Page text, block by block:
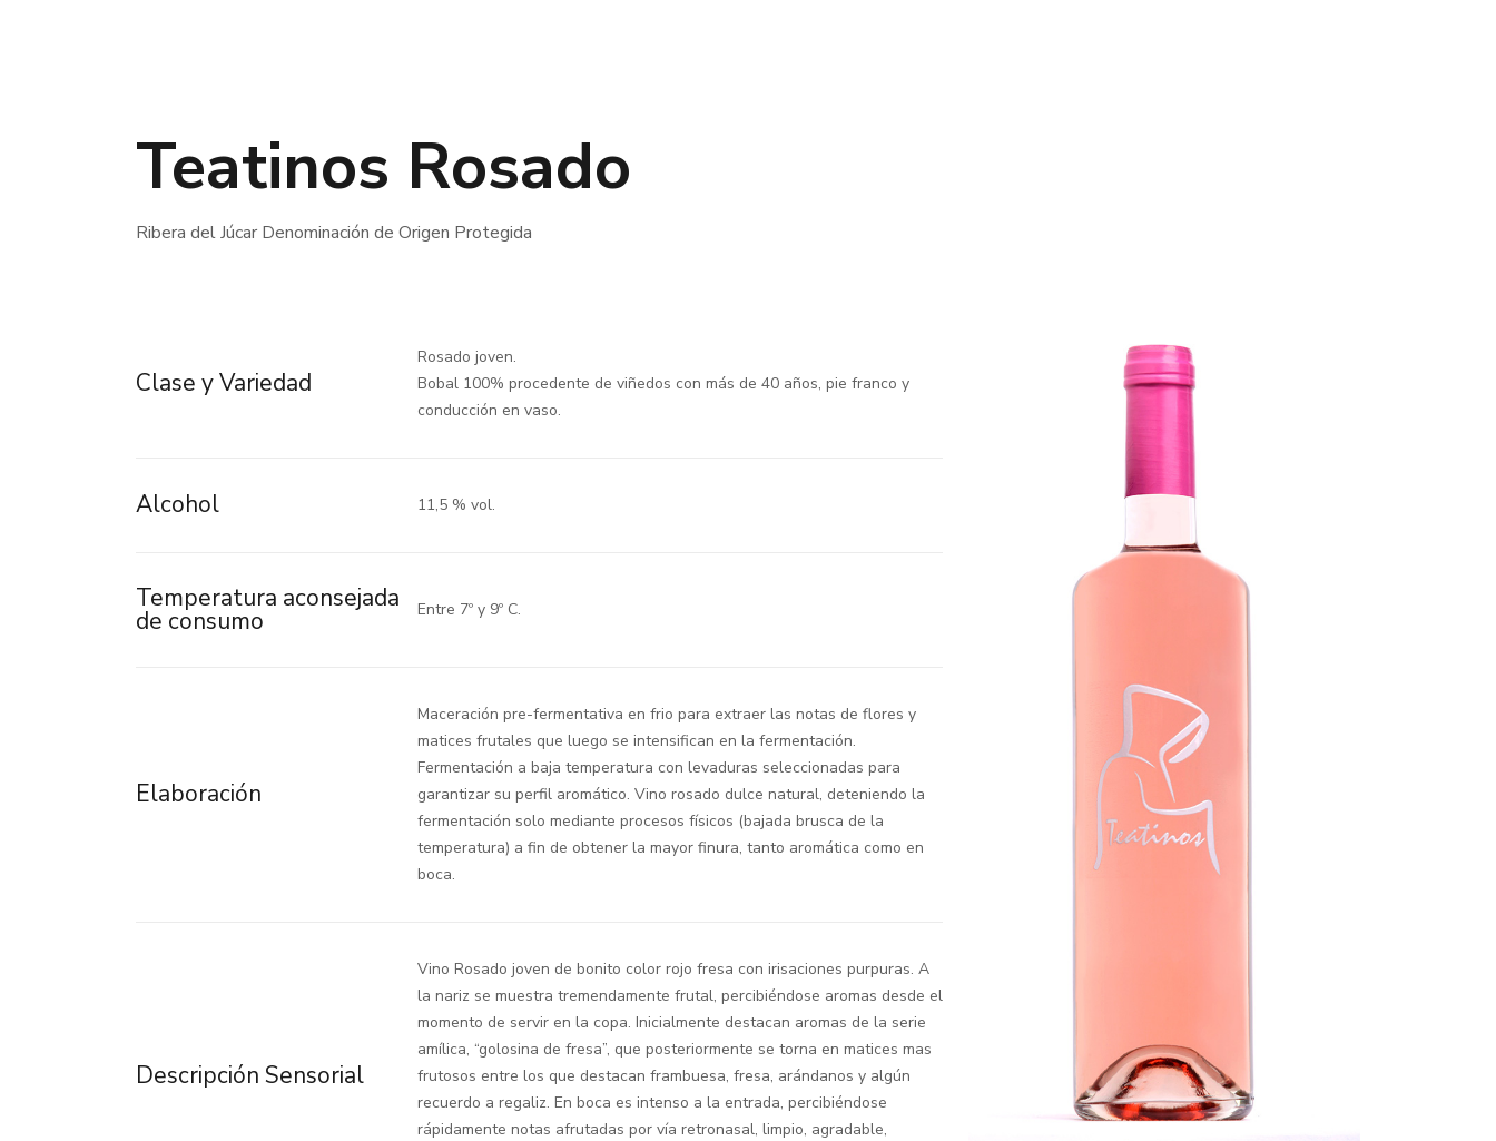
Teatinos Rosado
Ribera del Júcar Denominación de Origen Protegida
Clase y Variedad
Rosado joven.
Bobal 100% procedente de viñedos con más de 40 años, pie franco y
conducción en vaso.
Alcohol 11,5 % vol.
Temperatura aconsejada
de consumo Entre 7º y 9º C.
Elaboración
Maceración pre-fermentativa en frio para extraer las notas de flores y
matices frutales que luego se intensifican en la fermentación.
Fermentación a baja temperatura con levaduras seleccionadas para
garantizar su perfil aromático. Vino rosado dulce natural, deteniendo la
fermentación solo mediante procesos físicos (bajada brusca de la
temperatura) a fin de obtener la mayor finura, tanto aromática como en
boca.
Descripción Sensorial
Vino Rosado joven de bonito color rojo fresa con irisaciones purpuras. A
la nariz se muestra tremendamente frutal, percibiéndose aromas desde el
momento de servir en la copa. Inicialmente destacan aromas de la serie
amílica, “golosina de fresa”, que posteriormente se torna en matices mas
frutosos entre los que destacan frambuesa, fresa, arándanos y algún
recuerdo a regaliz. En boca es intenso a la entrada, percibiéndose
rápidamente notas afrutadas por vía retronasal, limpio, agradable,